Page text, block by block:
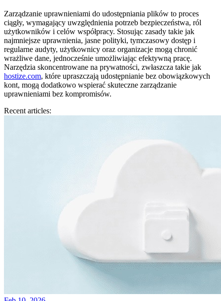
Zarządzanie uprawnieniami do udostępniania plików to proces
ciągły, wymagający uwzględnienia potrzeb bezpieczeństwa, ról
użytkowników i celów współpracy. Stosując zasady takie jak
najmniejsze uprawnienia, jasne polityki, tymczasowy dostęp i
regularne audyty, użytkownicy oraz organizacje mogą chronić
wrażliwe dane, jednocześnie umożliwiając efektywną pracę.
Narzędzia skoncentrowane na prywatności, zwłaszcza takie jak
hostize.com, które upraszczają udostępnianie bez obowiązkowych
kont, mogą dodatkowo wspierać skuteczne zarządzanie
uprawnieniami bez kompromisów.
Recent articles: